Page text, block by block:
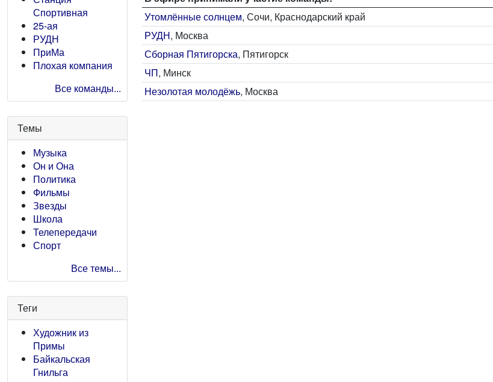
Спортивная
25-ая
РУДН
ПриМа
Плохая компания
Все команды...
Темы
Музыка
Он и Она
Политика
Фильмы
Звезды
Школа
Телепередачи
Спорт
Все темы...
Теги
Художник из
Примы
Байкальская
Гнильга
Утомлённые солнцем, Сочи, Краснодарский край
РУДН, Москва
Сборная Пятигорска, Пятигорск
ЧП, Минск
Незолотая молодёжь, Москва